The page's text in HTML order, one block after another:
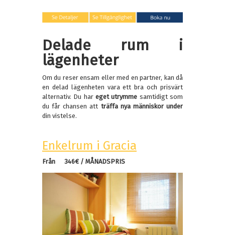
Delade rum i
lägenheter
Om du reser ensam eller med en partner, kan då
en delad lägenheten vara ett bra och prisvärt
alternativ. Du har eget utrymme samtidigt som
du får chansen att träffa nya människor under
din vistelse.
Enkelrum i Gracia
Från 346€ / MÅNADSPRIS